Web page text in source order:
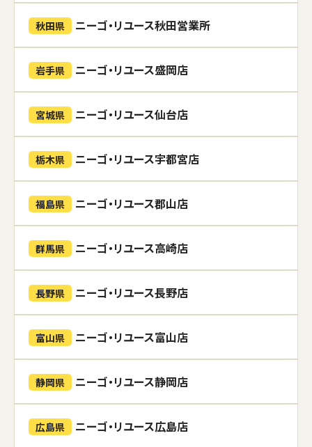
秋田県 ニーゴ・リユース秋田営業所
岩手県 ニーゴ・リユース盛岡店
宮城県 ニーゴ・リユース仙台店
栃木県 ニーゴ・リユース宇都宮店
福島県 ニーゴ・リユース郡山店
群馬県 ニーゴ・リユース高崎店
長野県 ニーゴ・リユース長野店
富山県 ニーゴ・リユース富山店
静岡県 ニーゴ・リユース静岡店
広島県 ニーゴ・リユース広島店